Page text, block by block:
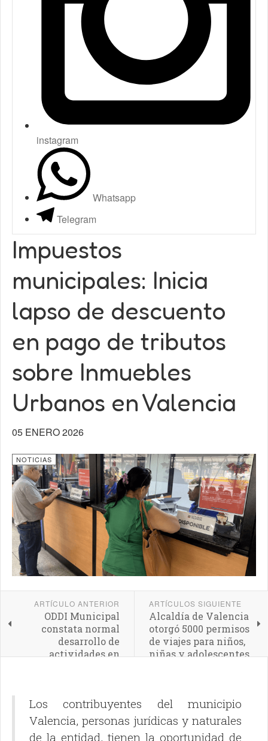
instagram
Whatsapp
Telegram
Impuestos
municipales: Inicia
lapso de descuento
en pago de tributos
sobre Inmuebles
Urbanos en Valencia
05 ENERO 2026
NOTICIAS
ARTÍCULO ANTERIOR
ODDI Municipal
constata normal
desarrollo de
actividades en
ARTÍCULOS SIGUIENTE
Alcaldía de Valencia
otorgó 5000 permisos
de viajes para niños,
niñas y adolescentes
Los contribuyentes del municipio
Valencia, personas jurídicas y naturales
de la entidad, tienen la oportunidad de